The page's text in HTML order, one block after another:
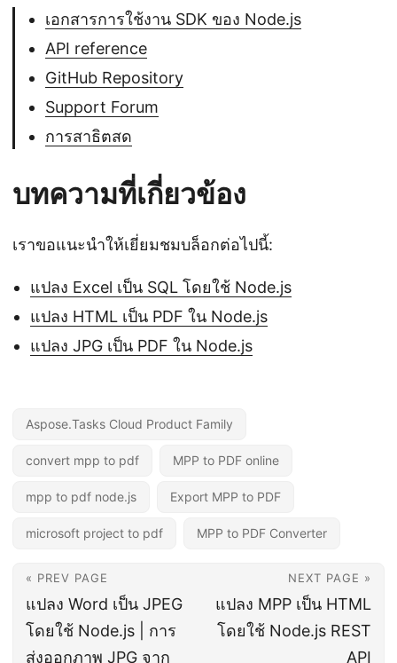
เอกสารการใช้งาน SDK ของ Node.js
API reference
GitHub Repository
Support Forum
การสาธิตสด
บทความที่เกี่ยวข้อง
เราขอแนะนำให้เยี่ยมชมบล็อกต่อไปนี้:
แปลง Excel เป็น SQL โดยใช้ Node.js
แปลง HTML เป็น PDF ใน Node.js
แปลง JPG เป็น PDF ใน Node.js
Aspose.Tasks Cloud Product Family
convert mpp to pdf MPP to PDF online
mpp to pdf node.js Export MPP to PDF
microsoft project to pdf MPP to PDF Converter
« PREV PAGE
แปลง Word เป็น JPEG
โดยใช้ Node.js | การ
ส่งออกภาพ JPG จาก
NEXT PAGE »
แปลง MPP เป็น HTML
โดยใช้ Node.js REST
API